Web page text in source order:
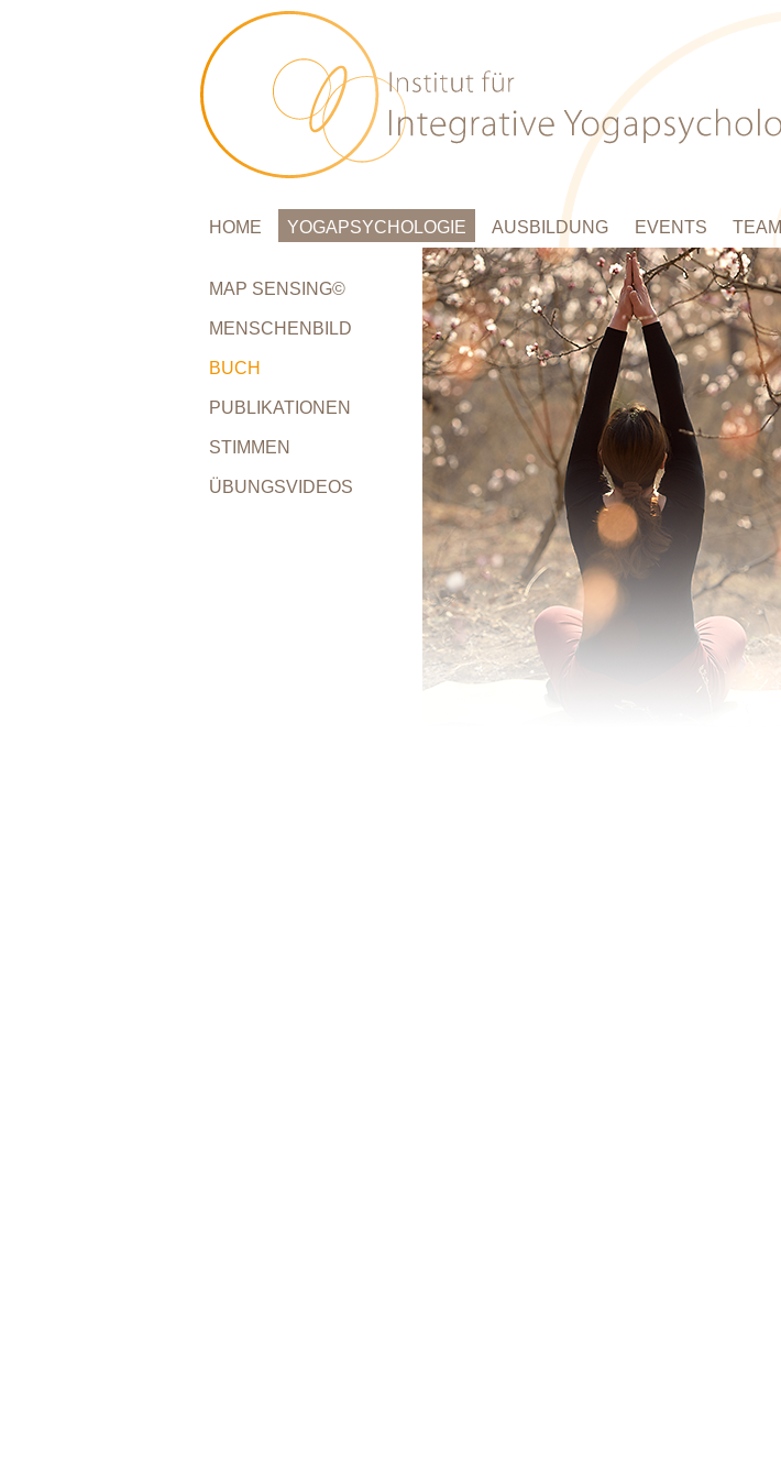
HOME YOGAPSYCHOLOGIE AUSBILDUNG EVENTS TEAM
MAP SENSING©
MENSCHENBILD
BUCH
PUBLIKATIONEN
STIMMEN
ÜBUNGSVIDEOS